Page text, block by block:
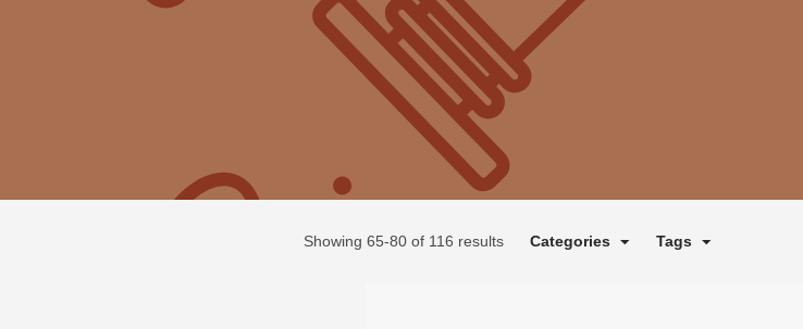
Showing 65-80 of 116 results Categories Tags